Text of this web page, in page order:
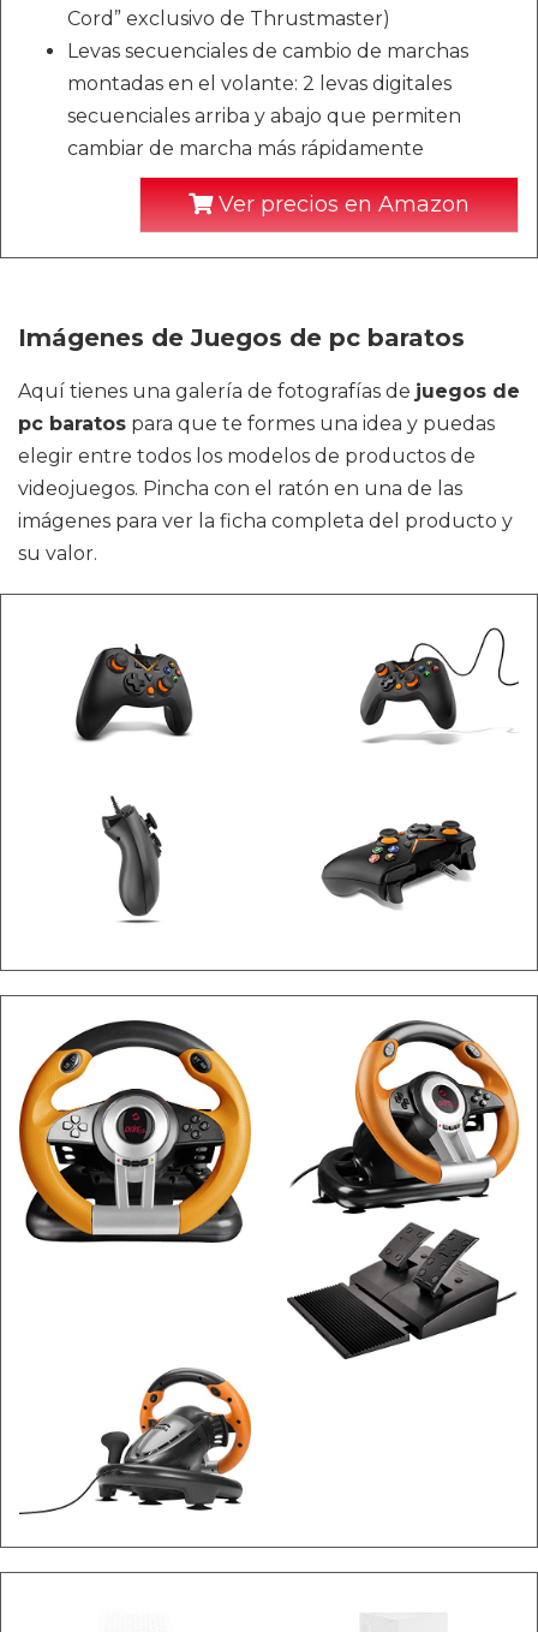
Cord” exclusivo de Thrustmaster)
Levas secuenciales de cambio de marchas
montadas en el volante: 2 levas digitales
secuenciales arriba y abajo que permiten
cambiar de marcha más rápidamente
Ver precios en Amazon
Imágenes de Juegos de pc baratos
Aquí tienes una galería de fotografías de juegos de
pc baratos para que te formes una idea y puedas
elegir entre todos los modelos de productos de
videojuegos. Pincha con el ratón en una de las
imágenes para ver la ficha completa del producto y
su valor.